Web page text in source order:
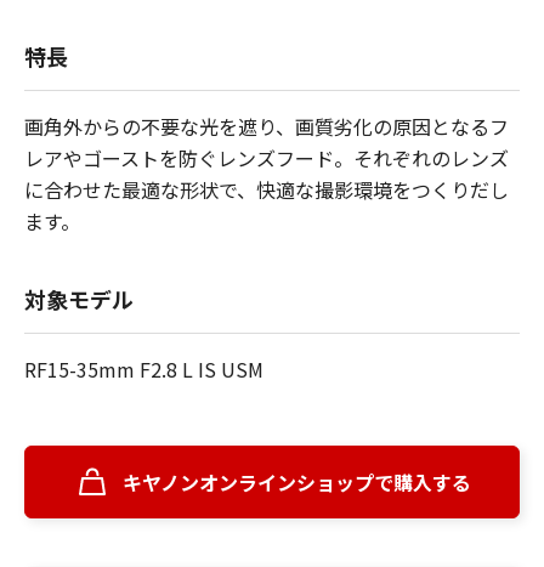
特長
画角外からの不要な光を遮り、画質劣化の原因となるフ
レアやゴーストを防ぐレンズフード。それぞれのレンズ
に合わせた最適な形状で、快適な撮影環境をつくりだし
ます。
対象モデル
RF15-35mm F2.8 L IS USM
キヤノンオンラインショップで購入する